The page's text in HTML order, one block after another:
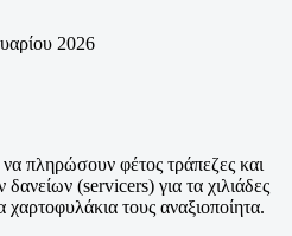
2026
πληρώσουν φέτος τράπεζες και
δανείων (servicers) για τα χιλιάδες
τους αναξιοποίητα.